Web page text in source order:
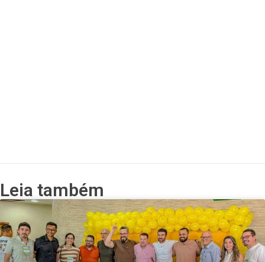
Leia também